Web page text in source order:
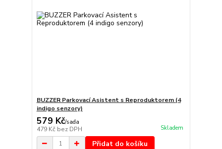
BUZZER Parkovací Asistent s Reproduktorem (4
indigo senzory)
579 Kč/sada
479 Kč bez DPH Skladem
Přidat do košíku